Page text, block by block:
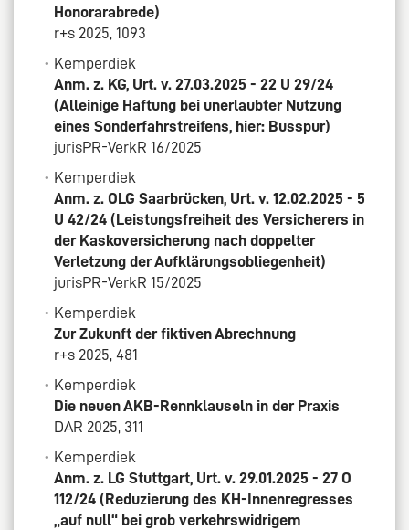
Honorarabrede)
r+s 2025, 1093
Kemperdiek
Anm. z. KG, Urt. v. 27.03.2025 - 22 U 29/24
(Alleinige Haftung bei unerlaubter Nutzung
eines Sonderfahrstreifens, hier: Busspur)
jurisPR-VerkR 16/2025
Kemperdiek
Anm. z. OLG Saarbrücken, Urt. v. 12.02.2025 - 5
U 42/24 (Leistungsfreiheit des Versicherers in
der Kaskoversicherung nach doppelter
Verletzung der Aufklärungsobliegenheit)
jurisPR-VerkR 15/2025
Kemperdiek
Zur Zukunft der fiktiven Abrechnung
r+s 2025, 481
Kemperdiek
Die neuen AKB-Rennklauseln in der Praxis
DAR 2025, 311
Kemperdiek
Anm. z. LG Stuttgart, Urt. v. 29.01.2025 - 27 O
112/24 (Reduzierung des KH-Innenregresses
„auf null“ bei grob verkehrswidrigem